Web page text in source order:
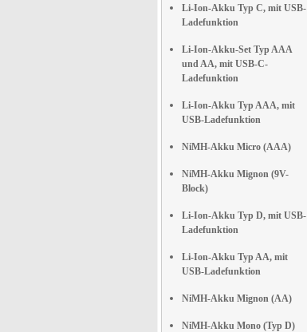
Li-Ion-Akku Typ C, mit USB-
Ladefunktion
Li-Ion-Akku-Set Typ AAA
und AA, mit USB-C-
Ladefunktion
Li-Ion-Akku Typ AAA, mit
USB-Ladefunktion
NiMH-Akku Micro (AAA)
NiMH-Akku Mignon (9V-
Block)
Li-Ion-Akku Typ D, mit USB-
Ladefunktion
Li-Ion-Akku Typ AA, mit
USB-Ladefunktion
NiMH-Akku Mignon (AA)
NiMH-Akku Mono (Typ D)